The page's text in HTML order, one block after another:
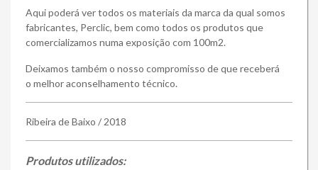
Aqui poderá ver todos os materiais da marca da qual somos
fabricantes, Perclic, bem como todos os produtos que
comercializamos numa exposição com 100m2.
Deixamos também o nosso compromisso de que receberá
o melhor aconselhamento técnico.
Ribeira de Baixo / 2018
Produtos utilizados: